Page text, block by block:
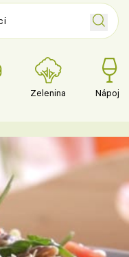
Zelenina Nápoje